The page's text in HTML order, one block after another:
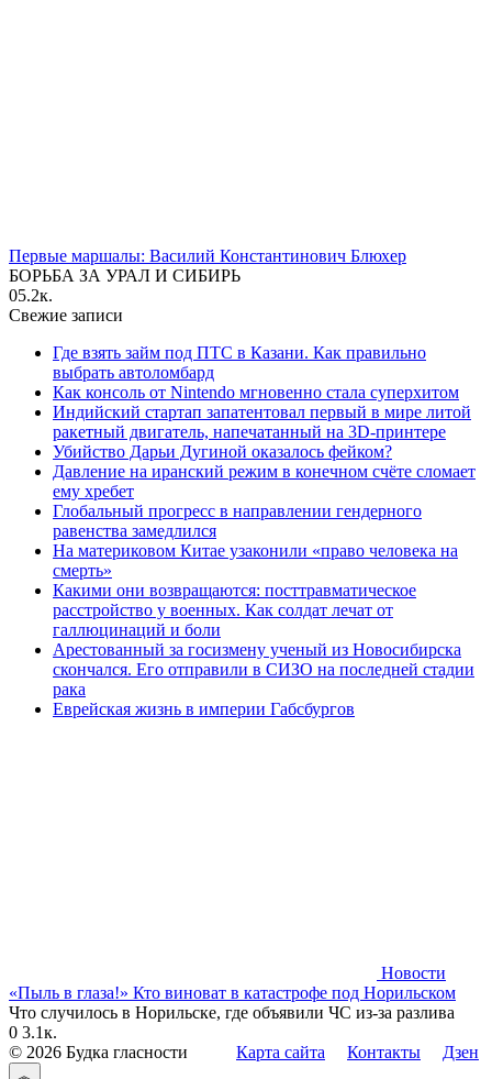
Первые маршалы: Василий Константинович Блюхер
БОРЬБА ЗА УРАЛ И СИБИРЬ
05.2к.
Свежие записи
Где взять займ под ПТС в Казани. Как правильно
выбрать автоломбард
Как консоль от Nintendo мгновенно стала суперхитом
Индийский стартап запатентовал первый в мире литой
ракетный двигатель, напечатанный на 3D-принтере
Убийство Дарьи Дугиной оказалось фейком?
Давление на иранский режим в конечном счёте сломает
ему хребет
Глобальный прогресс в направлении гендерного
равенства замедлился
На материковом Китае узаконили «право человека на
смерть»
Какими они возвращаются: посттравматическое
расстройство у военных. Как солдат лечат от
галлюцинаций и боли
Арестованный за госизмену ученый из Новосибирска
скончался. Его отправили в СИЗО на последней стадии
рака
Еврейская жизнь в империи Габсбургов
Новости
«Пыль в глаза!» Кто виноват в катастрофе под Норильском
Что случилось в Норильске, где объявили ЧС из-за разлива
0 3.1к.
© 2026 Будка гласности Карта сайта Контакты Дзен